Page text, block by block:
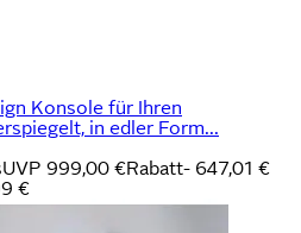
Konsole für Ihren
in edler Form...
UVP 999,00 €Rabatt- 647,01 €
€